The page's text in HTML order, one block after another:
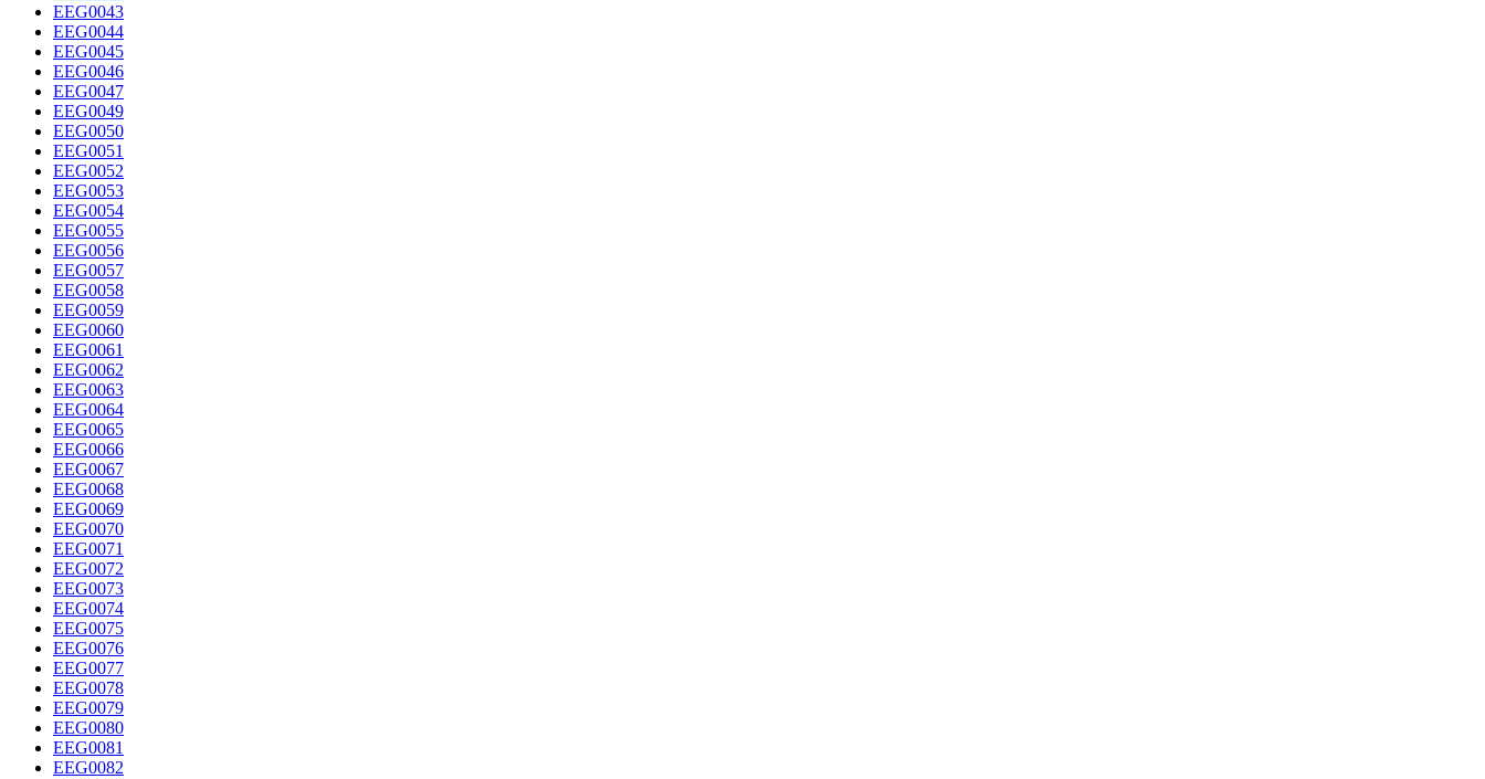
EEG0043
EEG0044
EEG0045
EEG0046
EEG0047
EEG0049
EEG0050
EEG0051
EEG0052
EEG0053
EEG0054
EEG0055
EEG0056
EEG0057
EEG0058
EEG0059
EEG0060
EEG0061
EEG0062
EEG0063
EEG0064
EEG0065
EEG0066
EEG0067
EEG0068
EEG0069
EEG0070
EEG0071
EEG0072
EEG0073
EEG0074
EEG0075
EEG0076
EEG0077
EEG0078
EEG0079
EEG0080
EEG0081
EEG0082